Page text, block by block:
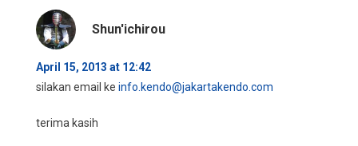
Shun'ichirou
April 15, 2013 at 12:42
silakan email ke info.kendo@jakartakendo.com
terima kasih